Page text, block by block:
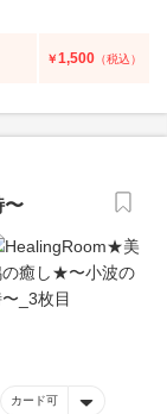
￥1,500 （税込）
〜
カード可